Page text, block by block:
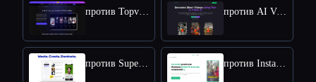
против Topview AI TikTok Video Generator против AI Videos (TikTok etc)
против Supercreator AI против InstaShorts